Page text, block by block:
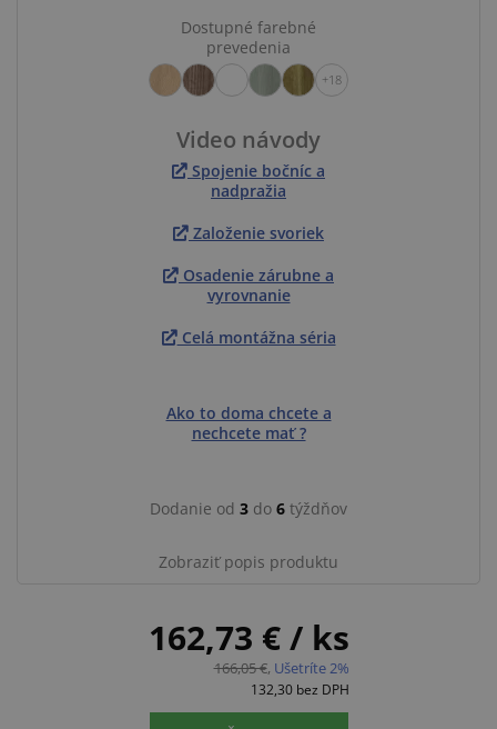
Dostupné farebné
prevedenia
+18
Video návody
Spojenie bočníc a
nadpražia
Založenie svoriek
Osadenie zárubne a
vyrovnanie
Celá montážna séria
Ako to doma chcete a
nechcete mať ?
Dodanie od 3 do 6 týždňov
Zobraziť popis produktu
162,73 € / ks
166,05 €, Ušetríte 2%
132,30 bez DPH